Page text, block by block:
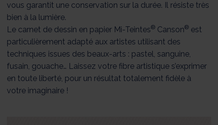
vous garantit une conservation sur la durée. Il résiste très
bien à la lumière.
Le carnet de dessin en papier Mi-Teintes® Canson® est
particulièrement adapté aux artistes utilisant des
techniques issues des beaux-arts : pastel, sanguine,
fusain, gouache… Laissez votre fibre artistique s’exprimer
en toute liberté, pour un résultat totalement fidèle à
votre imaginaire !